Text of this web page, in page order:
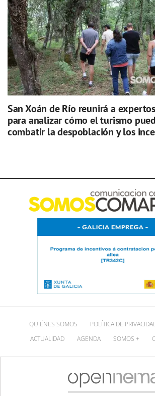
San Xoán de Río reunirá a
para analizar cómo el turismo
combatir la despoblación y los
QUIÉNES SOMOS POLÍTICA DE
ACTUALIDAD
AGENDA SOMOS +